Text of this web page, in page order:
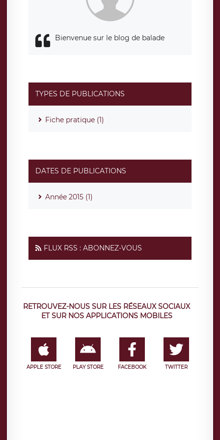
Bienvenue sur le blog de balade
TYPES DE PUBLICATIONS
Fiche pratique (1)
DATES DE PUBLICATIONS
Année 2015 (1)
FLUX RSS : ABONNEZ-VOUS
RETROUVEZ-NOUS SUR LES RÉSEAUX SOCIAUX
ET SUR NOS APPLICATIONS MOBILES
APPLE STORE PLAY STORE FACEBOOK TWITTER